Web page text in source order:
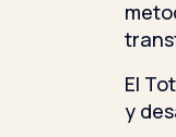
El
y